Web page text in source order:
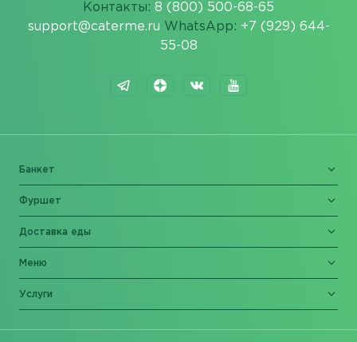
Контакты: 8 (800) 500-68-65
support@caterme.ru WhatsApp: +7 (929) 644-
55-08
Банкет
Фуршет
Доставка еды
Меню
Услуги